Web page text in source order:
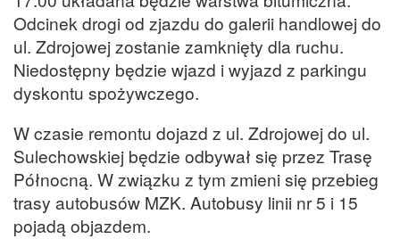
Odcinek drogi od zjazdu do galerii handlowej do
ul. Zdrojowej zostanie zamknięty dla ruchu.
Niedostępny będzie wjazd i wyjazd z parkingu
dyskontu spożywczego.
W czasie remontu dojazd z ul. Zdrojowej do ul.
Sulechowskiej będzie odbywał się przez Trasę
Północną. W związku z tym zmieni się przebieg
trasy autobusów MZK. Autobusy linii nr 5 i 15
pojadą objazdem.